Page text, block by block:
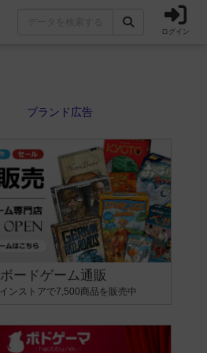
ログイン
ボードゲーム通販
ンストアで7,500商品を販売中